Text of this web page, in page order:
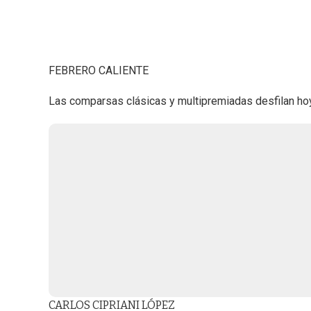
FEBRERO CALIENTE
Las comparsas clásicas y multipremiadas desfilan
CARLOS CIPRIANI LÓPEZ